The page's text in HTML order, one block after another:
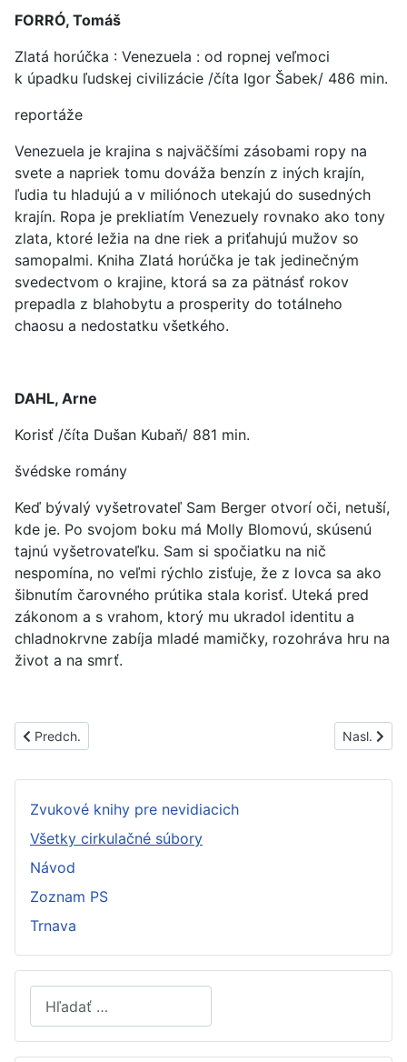
FORRÓ, Tomáš
Zlatá horúčka : Venezuela : od ropnej veľmoci
k úpadku ľudskej civilizácie /číta Igor Šabek/ 486 min.
reportáže
Venezuela je krajina s najväčšími zásobami ropy na
svete a napriek tomu dováža benzín z iných krajín,
ľudia tu hladujú a v miliónoch utekajú do susedných
krajín. Ropa je prekliatím Venezuely rovnako ako tony
zlata, ktoré ležia na dne riek a priťahujú mužov so
samopalmi. Kniha Zlatá horúčka je tak jedinečným
svedectvom o krajine, ktorá sa za pätnásť rokov
prepadla z blahobytu a prosperity do totálneho
chaosu a nedostatku všetkého.
DAHL, Arne
Korisť /číta Dušan Kubaň/ 881 min.
švédske romány
Keď bývalý vyšetrovateľ Sam Berger otvorí oči, netuší,
kde je. Po svojom boku má Molly Blomovú, skúsenú
tajnú vyšetrovateľku. Sam si spočiatku na nič
nespomína, no veľmi rýchlo zisťuje, že z lovca sa ako
šibnutím čarovného prútika stala korisť. Uteká pred
zákonom a s vrahom, ktorý mu ukradol identitu a
chladnokrvne zabíja mladé mamičky, rozohráva hru na
život a na smrť.
Predchádzajúci článok: PS1503B
Predch. Nasl.
Zvukové knihy pre nevidiacich
Všetky cirkulačné súbory
Návod
Zoznam PS
Trnava
Hľadať
Type 2 or more characters for results.